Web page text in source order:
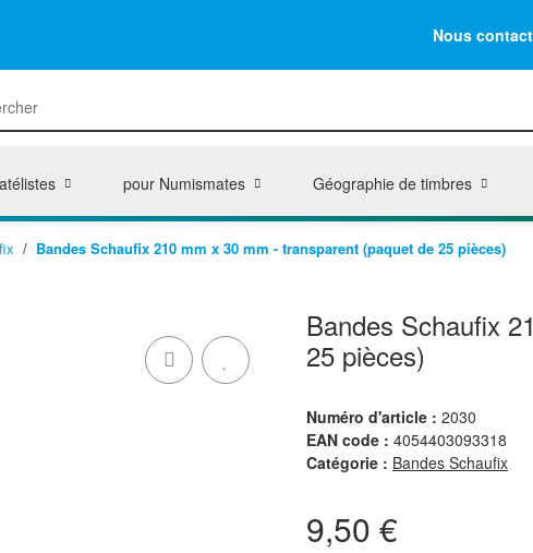
Nous
pour Numismates Géographie de timbres
Bandes Schaufix 210 mm x 30 mm - transparent (paquet de 25 pièces)
Bandes Schaufix
25 pièces)
Numéro d'article : 2030
EAN code : 4054403093318
Catégorie : Bandes Schaufix
9,50 €